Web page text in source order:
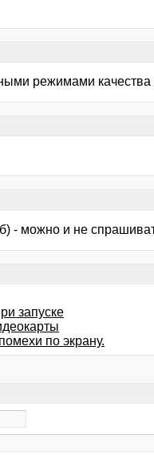
режимами качества
- можно и не
запуске
по экрану.